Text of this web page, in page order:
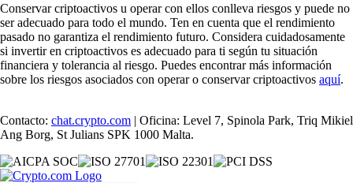
Conservar criptoactivos u operar con ellos conlleva riesgos y puede no
ser adecuado para todo el mundo. Ten en cuenta que el rendimiento
pasado no garantiza el rendimiento futuro. Considera cuidadosamente
si invertir en criptoactivos es adecuado para ti según tu situación
financiera y tolerancia al riesgo. Puedes encontrar más información
sobre los riesgos asociados con operar o conservar criptoactivos aquí.
Contacto: chat.crypto.com | Oficina: Level 7, Spinola Park, Triq Mikiel
Ang Borg, St Julians SPK 1000 Malta.